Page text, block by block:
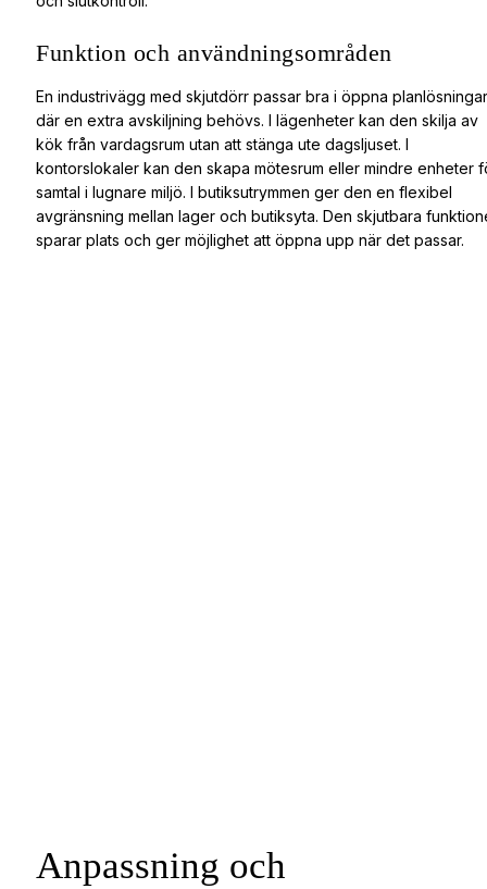
Funktion och användningsområden
En industrivägg med skjutdörr passar bra i öppna planlösningar
där en extra avskiljning behövs. I lägenheter kan den skilja av
kök från vardagsrum utan att stänga ute dagsljuset. I
kontorslokaler kan den skapa mötesrum eller mindre enheter
samtal i lugnare miljö. I butiksutrymmen ger den en flexibel
avgränsning mellan lager och butiksyta. Den skjutbara
sparar plats och ger möjlighet att öppna upp när det passar.
Anpassning och